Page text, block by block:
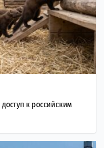
к российским